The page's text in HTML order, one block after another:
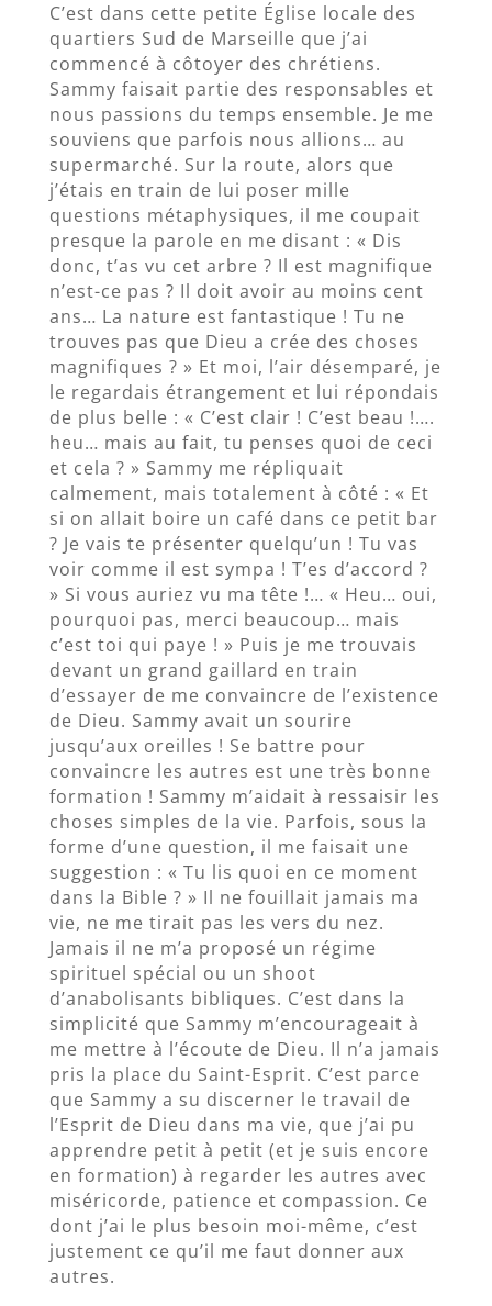
C’est dans cette petite Église locale des
quartiers Sud de Marseille que j’ai
commencé à côtoyer des chrétiens.
Sammy faisait partie des responsables et
nous passions du temps ensemble. Je me
souviens que parfois nous allions… au
supermarché. Sur la route, alors que
j’étais en train de lui poser mille
questions métaphysiques, il me coupait
presque la parole en me disant : « Dis
donc, t’as vu cet arbre ? Il est magnifique
n’est-ce pas ? Il doit avoir au moins cent
ans… La nature est fantastique ! Tu ne
trouves pas que Dieu a crée des choses
magnifiques ? » Et moi, l’air désemparé, je
le regardais étrangement et lui répondais
de plus belle : « C’est clair ! C’est beau !….
heu… mais au fait, tu penses quoi de ceci
et cela ? » Sammy me répliquait
calmement, mais totalement à côté : « Et
si on allait boire un café dans ce petit bar
? Je vais te présenter quelqu’un ! Tu vas
voir comme il est sympa ! T’es d’accord ?
» Si vous auriez vu ma tête !… « Heu… oui,
pourquoi pas, merci beaucoup… mais
c’est toi qui paye ! » Puis je me trouvais
devant un grand gaillard en train
d’essayer de me convaincre de l’existence
de Dieu. Sammy avait un sourire
jusqu’aux oreilles ! Se battre pour
convaincre les autres est une très bonne
formation ! Sammy m’aidait à ressaisir les
choses simples de la vie. Parfois, sous la
forme d’une question, il me faisait une
suggestion : « Tu lis quoi en ce moment
dans la Bible ? » Il ne fouillait jamais ma
vie, ne me tirait pas les vers du nez.
Jamais il ne m’a proposé un régime
spirituel spécial ou un shoot
d’anabolisants bibliques. C’est dans la
simplicité que Sammy m’encourageait à
me mettre à l’écoute de Dieu. Il n’a jamais
pris la place du Saint-Esprit. C’est parce
que Sammy a su discerner le travail de
l’Esprit de Dieu dans ma vie, que j’ai pu
apprendre petit à petit (et je suis encore
en formation) à regarder les autres avec
miséricorde, patience et compassion. Ce
dont j’ai le plus besoin moi-même, c’est
justement ce qu’il me faut donner aux
autres.